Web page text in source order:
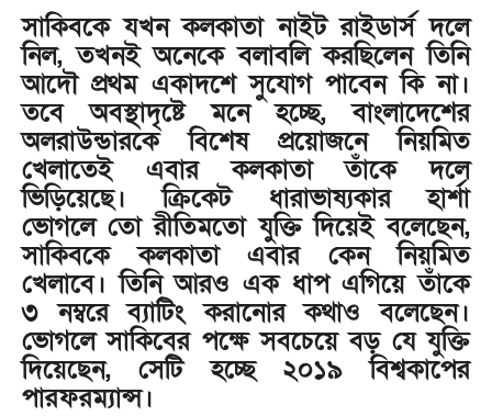
সাকিবকে যখন কলকাতা নাইট রাইডার্স দলে
নিল, তখনই অনেকে বলাবলি করছিলেন তিনি
আদৌ প্রথম একাদশে সুযোগ পাবেন কি না।
তবে অবস্থাদৃষ্টে মনে হচ্ছে, বাংলাদেশের
অলরাউন্ডারকে বিশেষ প্রয়োজনে নিয়মিত
খেলাতেই এবার কলকাতা তাঁকে দলে
ভিড়িয়েছে। ক্রিকেট ধারাভাষ্যকার হার্শা
ভোগলে তো রীতিমতো যুক্তি দিয়েই বলেছেন,
সাকিবকে কলকাতা এবার কেন নিয়মিত
খেলাবে। তিনি আরও এক ধাপ এগিয়ে তাঁকে
৩ নম্বরে ব্যাটিং করানোর কথাও বলেছেন।
ভোগলে সাকিবের পক্ষে সবচেয়ে বড় যে যুক্তি
দিয়েছেন, সেটি হচ্ছে ২০১৯ বিশ্বকাপের
পারফরম্যান্স।